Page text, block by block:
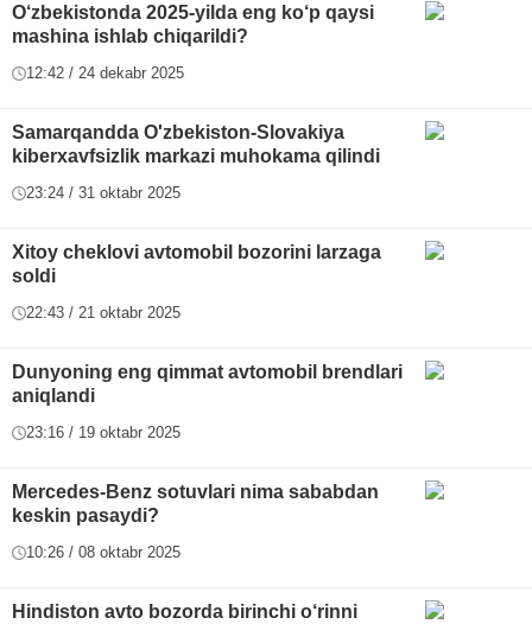
O‘zbekistonda 2025-yilda eng ko‘p qaysi
mashina ishlab chiqarildi?
12:42 / 24 dekabr 2025
Samarqandda O'zbekiston-Slovakiya
kiberxavfsizlik markazi muhokama qilindi
23:24 / 31 oktabr 2025
Xitoy cheklovi avtomobil bozorini larzaga
soldi
22:43 / 21 oktabr 2025
Dunyoning eng qimmat avtomobil brendlari
aniqlandi
23:16 / 19 oktabr 2025
Mercedes-Benz sotuvlari nima sababdan
keskin pasaydi?
10:26 / 08 oktabr 2025
Hindiston avto bozorda birinchi o‘rinni